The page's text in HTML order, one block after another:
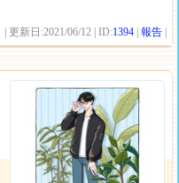
| 更新日:2021/06/12 | ID:1394 |報告